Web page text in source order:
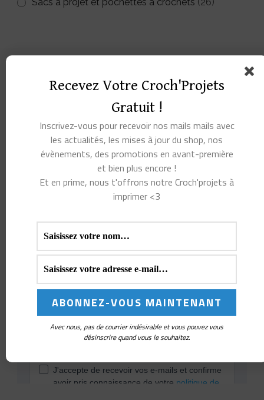
Recevez Votre Croch'Projets
Gratuit !
Inscrivez-vous pour recevoir nos mails mails avec
les actualités, les mises à jour du shop, nos
évènements, des promotions en avant-première
et bien plus encore !
Et en prime, nous t'offrons notre Croch'projets à
imprimer <3
Avec nous, pas de courrier indésirable et vous pouvez vous
désinscrire quand vous le souhaitez.